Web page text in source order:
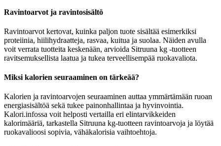
Ravintoarvot ja ravintosisältö
Ravintoarvot kertovat, kuinka paljon tuote sisältää esimerkiksi
proteiinia, hiilihydraatteja, rasvaa, kuitua ja suolaa. Näiden avulla
voit verrata tuotteita keskenään, arvioida Sitruuna kg -tuotteen
ravitsemuksellista laatua ja tukea terveellisempää ruokavaliota.
Miksi kalorien seuraaminen on tärkeää?
Kalorien ja ravintoarvojen seuraaminen auttaa ymmärtämään ruoan
energiasisältöä sekä tukee painonhallintaa ja hyvinvointia.
Kalori.infossa voit helposti vertailla eri elintarvikkeiden
kalorimääriä, tarkastella Sitruuna kg-tuotteen ravintoarvoja ja löytää
ruokavalioosi sopivia, vähäkalorisia vaihtoehtoja.